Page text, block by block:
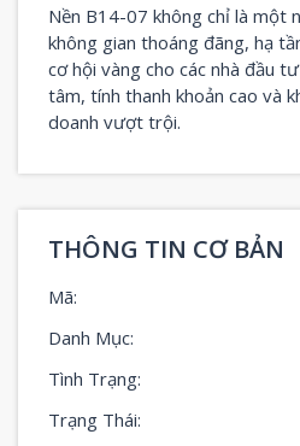
Nền B14-07 không chỉ là một
không gian thoáng đãng, hạ
cơ hội vàng cho các nhà đầu
tâm, tính thanh khoản cao và
doanh vượt trội.
THÔNG TIN CƠ BẢN
Mã:
Danh Mục:
Tình Trạng:
Trạng Thái: